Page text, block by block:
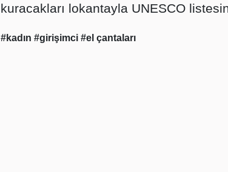
kuracakları lokantayla UNESCO
#kadın #girişimci #el çantaları